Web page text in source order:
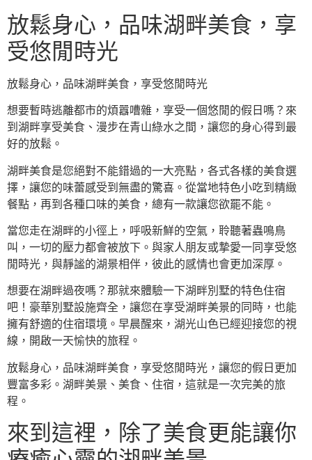
放鬆身心，品味湖畔美食，享
受悠閒時光
放鬆身心，品味湖畔美食，享受悠閒時光
想要暫時逃離都市的煩囂嘈雜，享受一個悠閒的假日嗎？來
到湖畔享受美食、漫步在青山綠水之間，讓您的身心得到最
好的放鬆。
湖畔美食是您絕對不能錯過的一大亮點，各式各樣的美食選
擇，讓您的味蕾感受到無盡的驚喜。從當地特色小吃到精緻
餐點，再到各種口味的美食，總有一款讓您欲罷不能。
當您走在湖畔的小徑上，呼吸新鮮的空氣，聆聽著蟲鳴鳥
叫，一切的壓力都會被放下。與家人朋友或摯愛一同享受悠
閒時光，與靜謐的湖景相伴，彼此的感情也會更加深厚。
想要在湖畔過夜嗎？那就來體驗一下湖畔別墅的特色住宿
吧！豪華別墅設施齊全，讓您在享受湖畔美景的同時，也能
擁有舒適的住宿環境。早晨醒來，湖光山色已經迎接您的視
線，開啟一天愉快的旅程。
放鬆身心，品味湖畔美食，享受悠閒時光，讓您的假日更加
豐富多彩。湖畔美景、美食、住宿，這就是一次完美的旅
程。
來到這裡，除了美食更能讓你